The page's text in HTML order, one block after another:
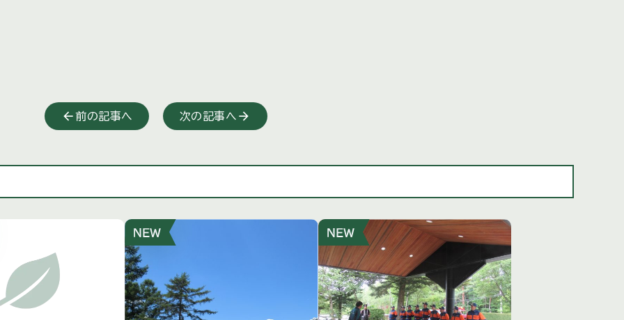
前の記事へ 次の記事へ